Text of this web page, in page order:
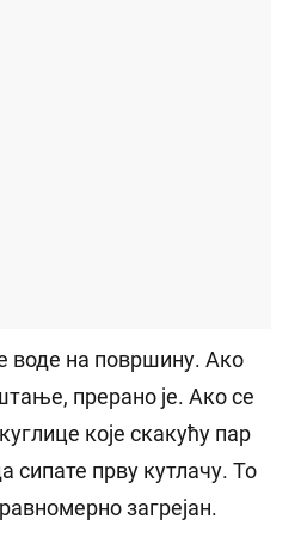
воде на површину. Ако
прерано је. Ако се
које скакућу пар
сипате прву кутлачу. То
загрејан.